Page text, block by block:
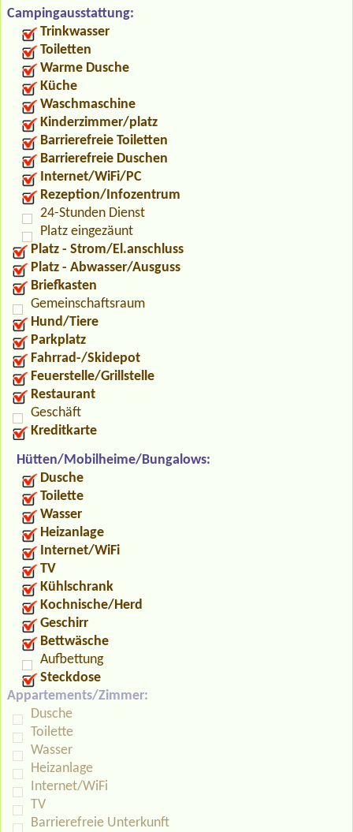
Campingausstattung:
Trinkwasser
Toiletten
Warme Dusche
Küche
Waschmaschine
Kinderzimmer/platz
Barrierefreie Toiletten
Barrierefreie Duschen
Internet/WiFi/PC
Rezeption/Infozentrum
24-Stunden Dienst
Platz eingezäunt
Platz - Strom/El.anschluss
Platz - Abwasser/Ausguss
Briefkasten
Gemeinschaftsraum
Hund/Tiere
Parkplatz
Fahrrad-/Skidepot
Feuerstelle/Grillstelle
Restaurant
Geschäft
Kreditkarte
Hütten/Mobilheime/Bungalows:
Dusche
Toilette
Wasser
Heizanlage
Internet/WiFi
TV
Kühlschrank
Kochnische/Herd
Geschirr
Bettwäsche
Aufbettung
Steckdose
Appartements/Zimmer:
Dusche
Toilette
Wasser
Heizanlage
Internet/WiFi
TV
Barrierefreie Unterkunft